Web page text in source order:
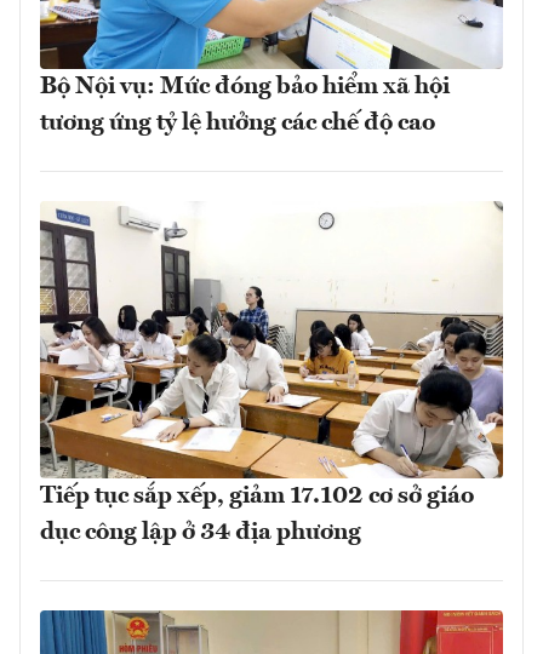
Bộ Nội vụ: Mức đóng bảo hiểm xã hội
tương ứng tỷ lệ hưởng các chế độ cao
Tiếp tục sắp xếp, giảm 17.102 cơ sở giáo
dục công lập ở 34 địa phương